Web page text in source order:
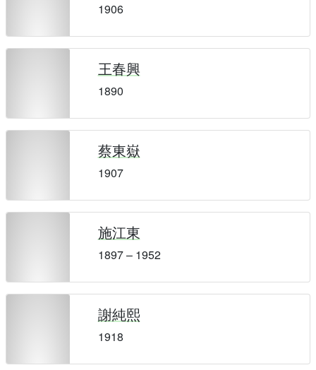
1906
王春興
1890
蔡東嶽
1907
施江東
1897 – 1952
謝純熙
1918